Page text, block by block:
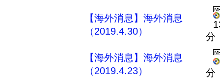
【海外消息】海外消息
（2019.4.30）
分
【海外消息】海外消息
（2019.4.23）
分